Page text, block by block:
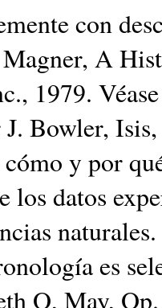
con
A
1979.
Bowler,
y por
los datos
es
O, May,